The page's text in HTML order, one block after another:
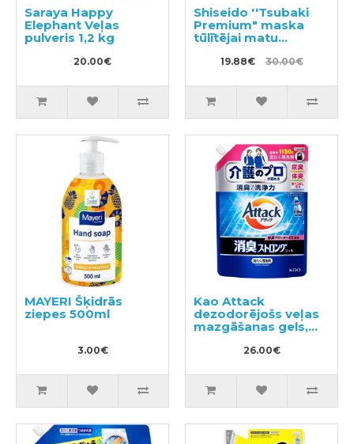
Saraya Happy
Elephant Veļas
pulveris 1,2 kg
20.00€
Shiseido ''Tsubaki
Premium" maska
tūlītējai matu
atjaunošanai 180g
19.88€ 30.00€
MAYERI Šķidrās
ziepes 500ml
3.00€
Kao Attack
dezodorējošs veļas
mazgāšanas gels,
pildviela 1150g
26.00€